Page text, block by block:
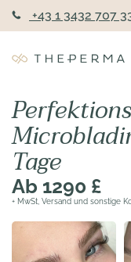
+43 1 3432 707
Tage
Ab 1290 £
+ MwSt, Versand und sonstige